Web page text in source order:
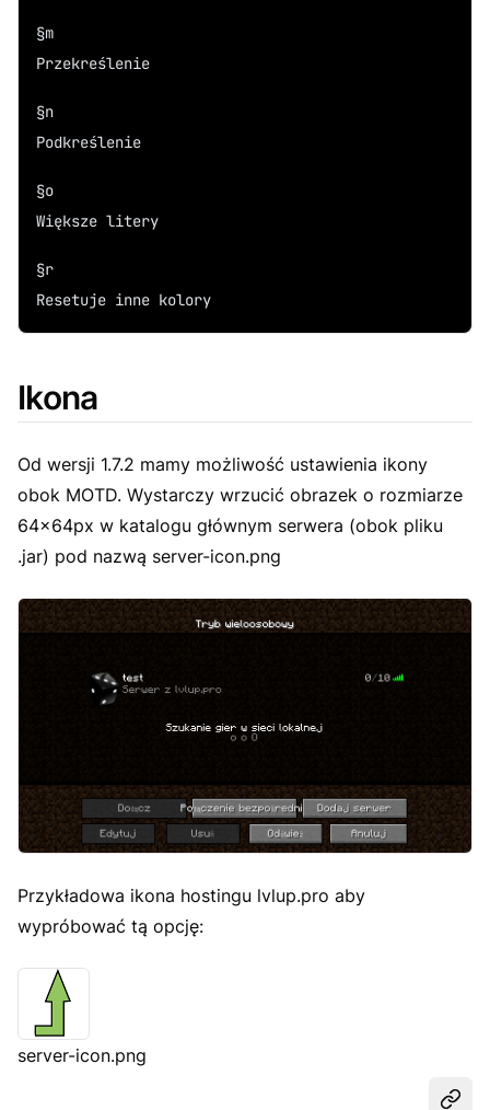
§m
Przekreślenie
§n
Podkreślenie
§o
Większe litery
§r
Resetuje inne kolory
Ikona
Od wersji 1.7.2 mamy możliwość ustawienia ikony
obok MOTD. Wystarczy wrzucić obrazek o rozmiarze
64x64px w katalogu głównym serwera (obok pliku
.jar) pod nazwą server-icon.png
Przykładowa ikona hostingu lvlup.pro aby
wypróbować tą opcję:
server-icon.png